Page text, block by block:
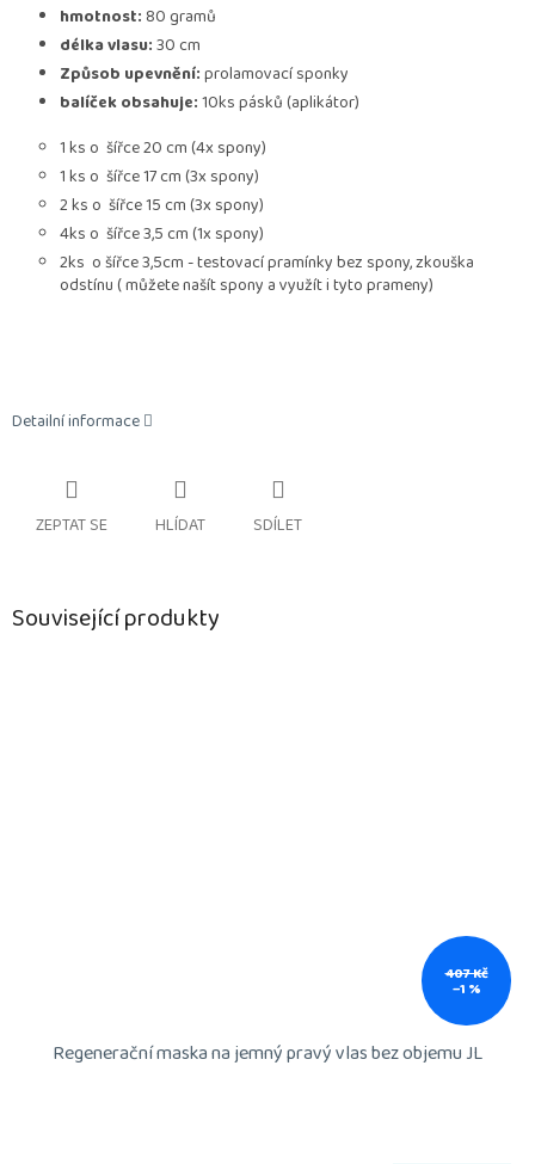
hmotnost: 80 gramů
délka vlasu:30 cm
Způsob upevnění:prolamovací sponky
balíček obsahuje:10ks pásků (aplikátor)
1 ks o šířce 20 cm (4x spony)
1 ks o šířce 17 cm (3x spony)
2 ks o šířce 15 cm (3x spony)
4ks o šířce 3,5 cm (1x spony)
2ks o šířce 3,5cm - testovací pramínky bez spony, zkouška
odstínu ( můžete našít spony a využít i tyto prameny)
Detailní informace
ZEPTAT SE HLÍDAT SDÍLET
Související produkty
407 Kč
–1 %
Regenerační maska na jemný pravý vlas bez objemu JL